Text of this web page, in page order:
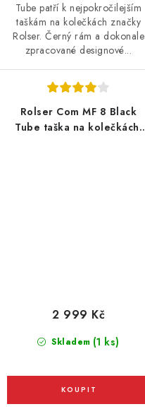
Tube patří k nejpokročilejším
taškám na kolečkách značky
Rolser. Černý rám a dokonale
zpracované designové...
Rolser Com MF 8 Black
Tube taška na kolečkách,
Skladem (1 ks)
2 999 Kč